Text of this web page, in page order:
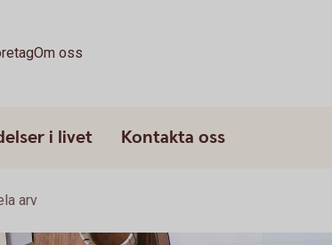
Om oss
i livet Kontakta oss
arv